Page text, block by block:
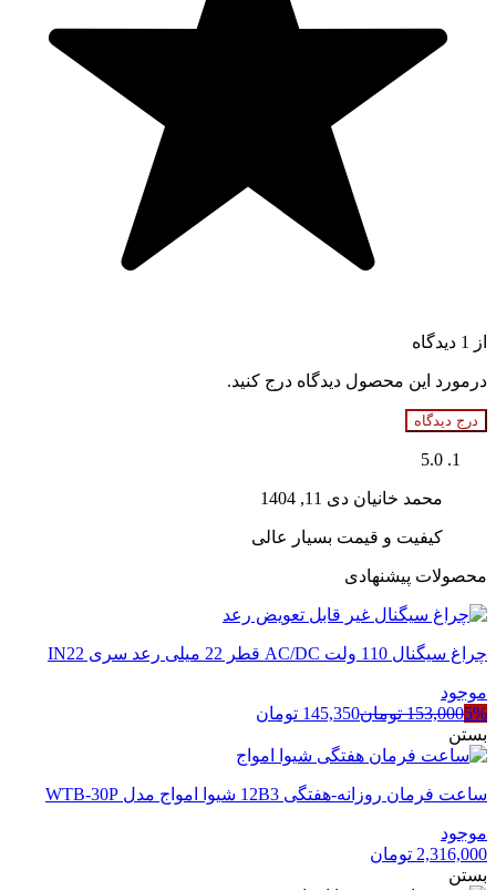
از 1 دیدگاه
درمورد این محصول دیدگاه درج کنید.
درج دیدگاه
5.0
محمد خانیان دی 11, 1404
کیفیت و قیمت بسیار عالی
محصولات پیشنهادی
چراغ سیگنال 110 ولت AC/DC قطر 22 میلی رعد سری IN22
موجود
5%
153,000 تومان145,350 تومان
بستن
ساعت فرمان روزانه-هفتگی 12B3 شیوا امواج مدل WTB-30P
موجود
2,316,000 تومان
بستن